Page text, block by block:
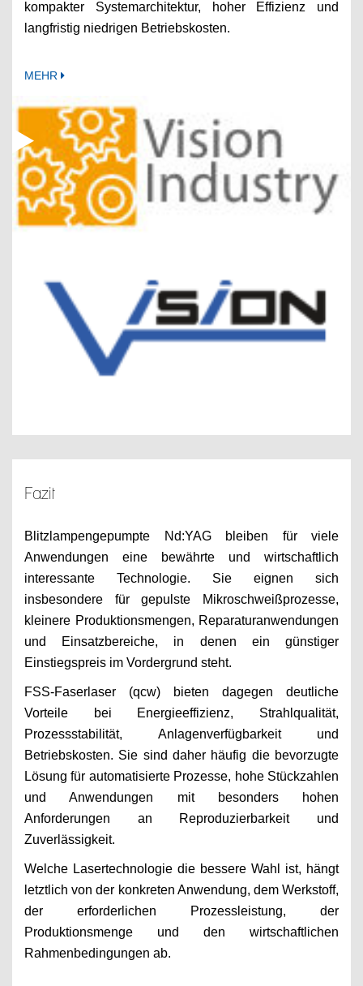
kompakter Systemarchitektur, hoher Effizienz und
langfristig niedrigen Betriebskosten.
MEHR
Fazit
Blitzlampengepumpte Nd:YAG bleiben für viele
Anwendungen eine bewährte und wirtschaftlich
interessante Technologie. Sie eignen sich
insbesondere für gepulste Mikroschweißprozesse,
kleinere Produktionsmengen, Reparaturanwendungen
und Einsatzbereiche, in denen ein günstiger
Einstiegspreis im Vordergrund steht.
FSS-Faserlaser (qcw) bieten dagegen deutliche
Vorteile bei Energieeffizienz, Strahlqualität,
Prozessstabilität, Anlagenverfügbarkeit und
Betriebskosten. Sie sind daher häufig die bevorzugte
Lösung für automatisierte Prozesse, hohe Stückzahlen
und Anwendungen mit besonders hohen
Anforderungen an Reproduzierbarkeit und
Zuverlässigkeit.
Welche Lasertechnologie die bessere Wahl ist, hängt
letztlich von der konkreten Anwendung, dem Werkstoff,
der erforderlichen Prozessleistung, der
Produktionsmenge und den wirtschaftlichen
Rahmenbedingungen ab.